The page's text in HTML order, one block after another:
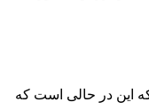
این در حالی است که